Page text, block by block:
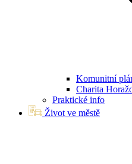
Komunitní
Charita
Praktické info
Život ve městě